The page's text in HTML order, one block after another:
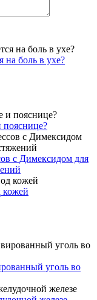
на боль в ухе?
пояснице?
с Димексидом для
кожей
уголь во